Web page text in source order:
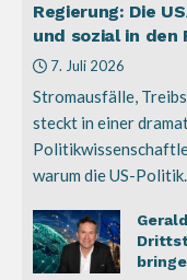
Regierung: Die
und sozial in den
7. Juli 2026
Stromausfälle,
steckt in einer
warum die US-